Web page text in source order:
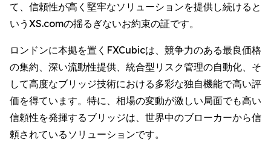
て、信頼性が高く堅牢なソリューションを提供し続けると
いうXS.comの揺るぎないお約束の証です。
ロンドンに本拠を置くFXCubicは、競争力のある最良価格
の集約、深い流動性提供、統合型リスク管理の自動化、そ
して高度なブリッジ技術における多彩な独自機能で高い評
価を得ています。特に、相場の変動が激しい局面でも高い
信頼性を発揮するブリッジは、世界中のブローカーから信
頼されているソリューションです。